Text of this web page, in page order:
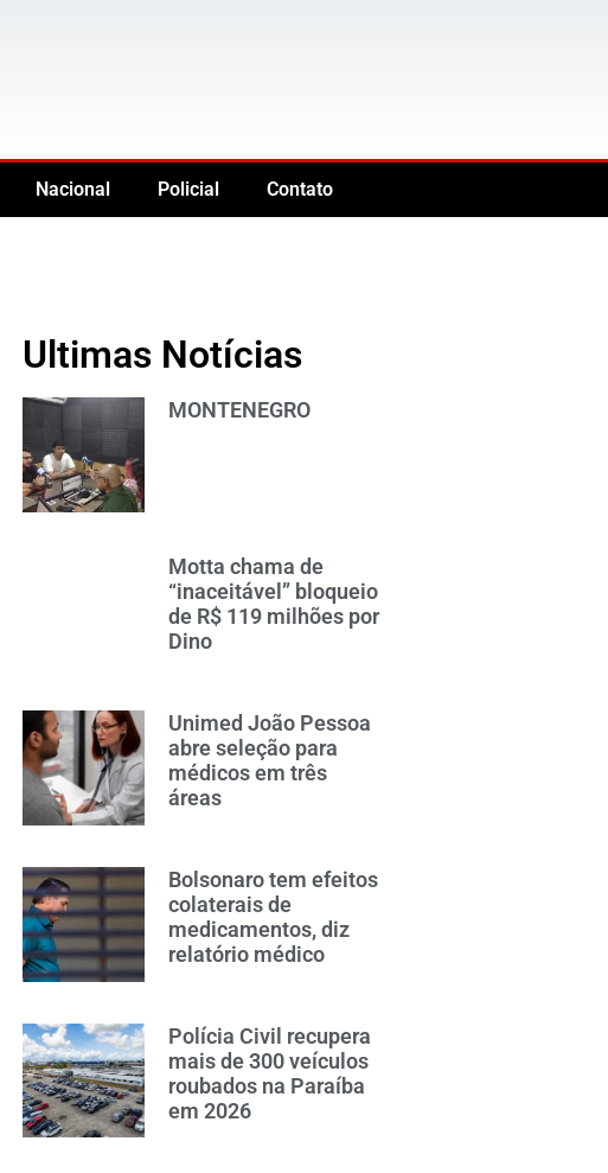
Nacional Policial Contato
Ultimas Notícias
MONTENEGRO
Motta chama de
“inaceitável” bloqueio
de R$ 119 milhões por
Dino
Unimed João Pessoa
abre seleção para
médicos em três
áreas
Bolsonaro tem efeitos
colaterais de
medicamentos, diz
relatório médico
Polícia Civil recupera
mais de 300 veículos
roubados na Paraíba
em 2026